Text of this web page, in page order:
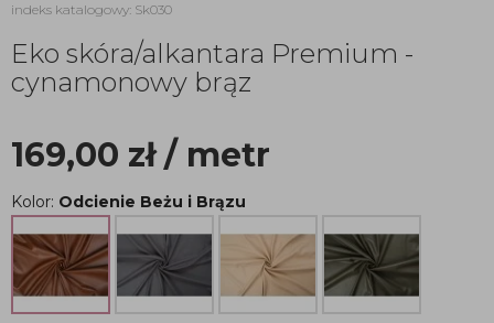
indeks katalogowy: Sk030
Eko skóra/alkantara Premium -
cynamonowy brąz
169,00 zł/ metr
Kolor: Odcienie Beżu i Brązu